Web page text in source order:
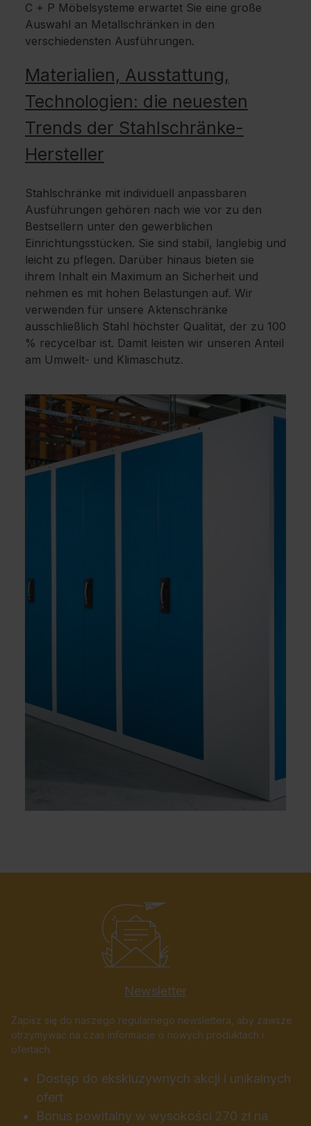
C + P Möbelsysteme erwartet Sie eine große
Auswahl an Metallschränken in den
verschiedensten Ausführungen.
Materialien, Ausstattung,
Technologien: die neuesten
Trends der Stahlschränke-
Hersteller
Stahlschränke mit individuell anpassbaren
Ausführungen gehören nach wie vor zu den
Bestsellern unter den gewerblichen
Einrichtungsstücken. Sie sind stabil, langlebig und
leicht zu pflegen. Darüber hinaus bieten sie
ihrem Inhalt ein Maximum an Sicherheit und
nehmen es mit hohen Belastungen auf. Wir
verwenden für unsere Aktenschränke
ausschließlich Stahl höchster Qualität, der zu 100
% recycelbar ist. Damit leisten wir unseren Anteil
am Umwelt- und Klimaschutz.
Newsletter
Zapisz się do naszego regularnego newslettera, aby zawsze
otrzymywać na czas informacje o nowych produktach i
ofertach.
Dostęp do ekskluzywnych akcji i unikalnych
ofert
Bonus powitalny w wysokości 270 zł na